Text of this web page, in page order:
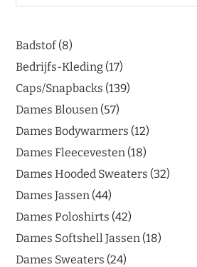
Badstof 8
Bedrijfs-Kleding 17
Caps/Snapbacks 139
Dames Blousen 57
Dames Bodywarmers 12
Dames Fleecevesten 18
Dames Hooded Sweaters 32
Dames Jassen 44
Dames Poloshirts 42
Dames Softshell Jassen 18
Dames Sweaters 24